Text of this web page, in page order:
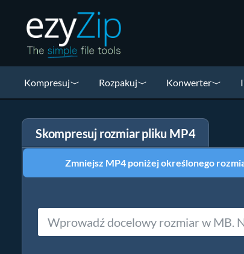
Kompresuj Rozpakuj Konwerter
Skompresuj rozmiar pliku MP4
Zmniejsz MP4 poniżej określonego